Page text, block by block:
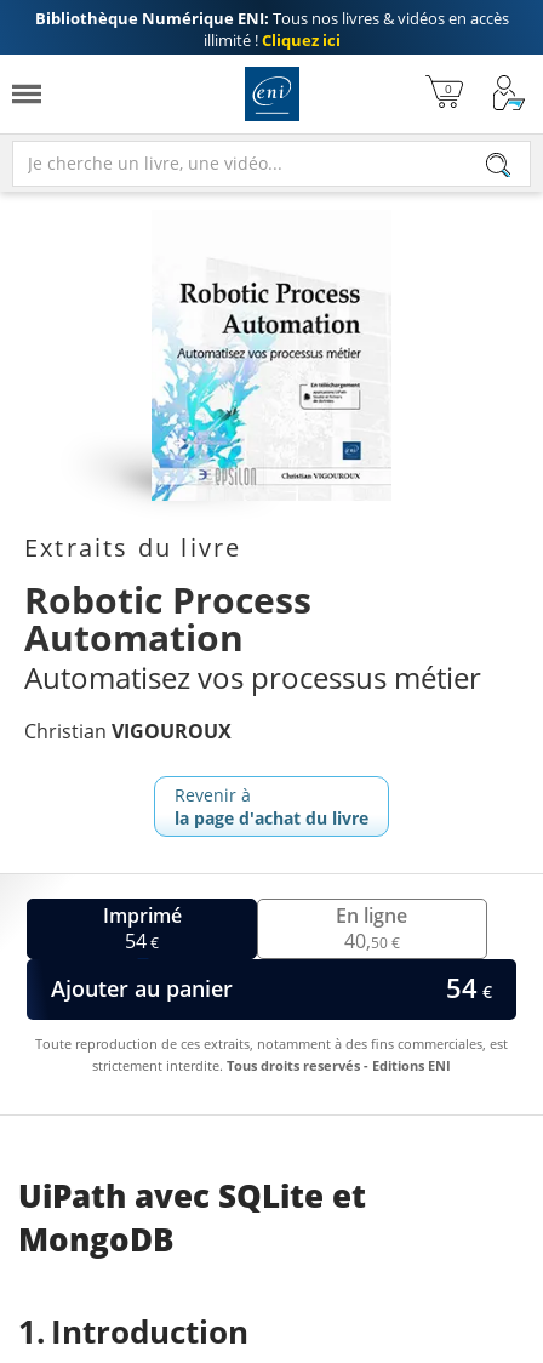
Bibliothèque Numérique ENI: Tous nos livres & vidéos en accès
illimité !Cliquez ici
Extraits du livre
Robotic Process
Automation
Automatisez vos processus métier
Christian VIGOUROUX
Revenir à
la page d'achat du livre
Imprimé
54€
En ligne
40,50 €
Ajouter au panier 54€
Toute reproduction de ces extraits, notamment à des fins commerciales, est
strictement interdite. Tous droits reservés - Editions ENI
UiPath avec SQLite et
MongoDB
Introduction